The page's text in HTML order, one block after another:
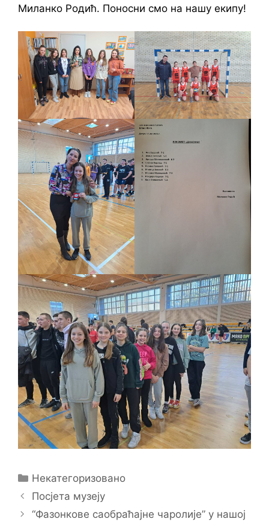
Миланко Родић. Поносни смо на нашу екипу!
Categories
Некатегоризовано
Посјета музеју
“Фазонкове саобраћајне чаролије” у нашој